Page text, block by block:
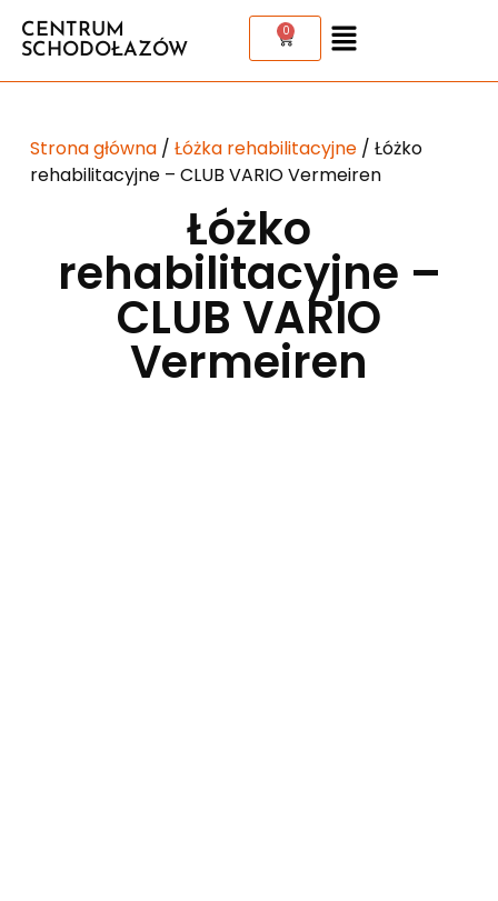
CENTRUM
SCHODOŁAZÓW
0
Strona główna/ Łóżka rehabilitacyjne/ Łóżko
rehabilitacyjne – CLUB VARIO Vermeiren
Łóżko
rehabilitacyjne –
CLUB VARIO
Vermeiren